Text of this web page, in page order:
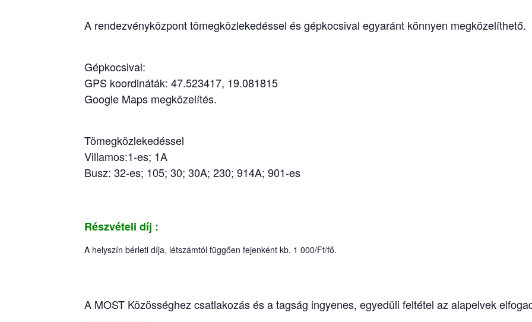
A rendezvényközpont tömegközlekedéssel és gépkocsival egyaránt könnyen megközelíthető.
Gépkocsival:
GPS koordináták: 47.523417, 19.081815
Google Maps megközelítés.
Tömegközlekedéssel
Villamos:1-es; 1A
Busz: 32-es; 105; 30; 30A; 230; 914A; 901-es
Részvételi díj :
A helyszín bérleti díja, létszámtól függően fejenként kb. 1 000/Ft/fő.
A MOST Közösséghez csatlakozás és a tagság ingyenes, egyedüli feltétel az alapelvek